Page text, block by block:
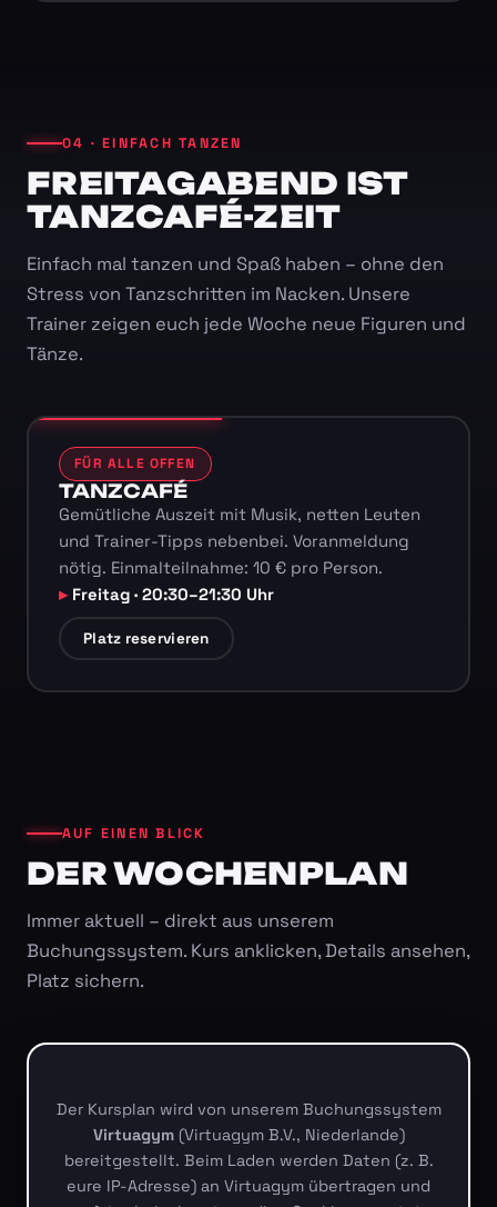
04 · EINFACH TANZEN
FREITAGABEND IST
TANZCAFÉ-ZEIT
Einfach mal tanzen und Spaß haben – ohne den
Stress von Tanzschritten im Nacken. Unsere
Trainer zeigen euch jede Woche neue Figuren und
Tänze.
FÜR ALLE OFFEN
TANZCAFÉ
Gemütliche Auszeit mit Musik, netten Leuten
und Trainer-Tipps nebenbei. Voranmeldung
nötig. Einmalteilnahme: 10 € pro Person.
Freitag · 20:30–21:30 Uhr
Platz reservieren
AUF EINEN BLICK
DER WOCHENPLAN
Immer aktuell – direkt aus unserem
Buchungssystem. Kurs anklicken, Details ansehen,
Platz sichern.
Der Kursplan wird von unserem Buchungssystem
Virtuagym(Virtuagym B.V., Niederlande)
bereitgestellt. Beim Laden werden Daten (z. B.
eure IP-Adresse) an Virtuagym übertragen und